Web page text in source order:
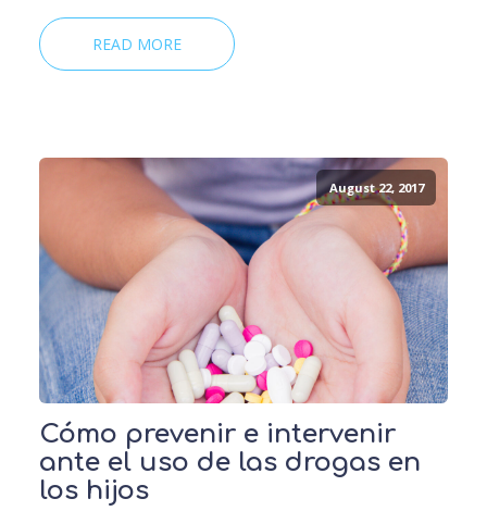
READ MORE
August 22, 2017
Cómo prevenir e intervenir
ante el uso de las drogas en
los hijos